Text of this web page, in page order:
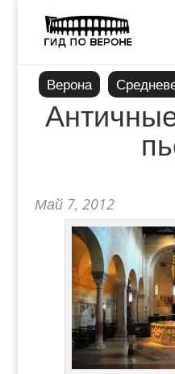
Верона
Май 7, 2012